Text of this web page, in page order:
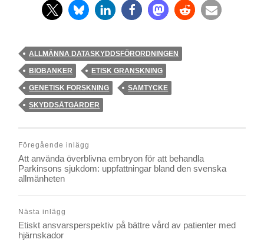
ALLMÄNNA DATASKYDDSFÖRORDNINGEN
BIOBANKER ETISK GRANSKNING
GENETISK FORSKNING SAMTYCKE
SKYDDSÅTGÄRDER
Föregående inlägg
Att använda överblivna embryon för att behandla
Parkinsons sjukdom: uppfattningar bland den svenska
allmänheten
Nästa inlägg
Etiskt ansvarsperspektiv på bättre vård av patienter med
hjärnskador